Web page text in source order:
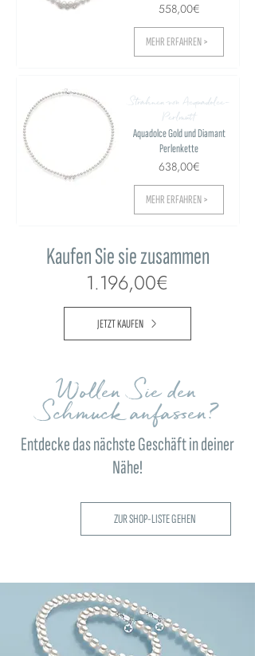
558,00€
MEHR ERFAHREN >
Strähnen von Acquadolce-
Perlmutt
Aquadolce Gold und Diamant
Perlenkette
638,00€
MEHR ERFAHREN >
Kaufen Sie sie zusammen
1.196,00€
JETZT KAUFEN
Wollen Sie den
Schmuck anfassen?
Entdecke das nächste Geschäft in deiner
Nähe!
ZUR SHOP-LISTE GEHEN